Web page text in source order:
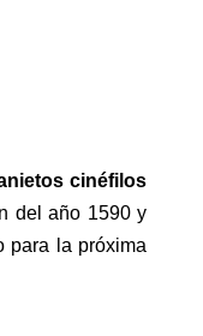
cinéfilos
del año 1590 y
para la próxima